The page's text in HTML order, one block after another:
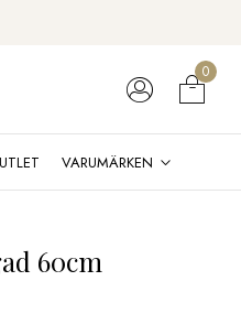
0
VARUMÄRKEN
60cm